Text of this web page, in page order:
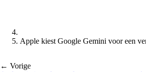
Apple kiest Google Gemini voor een
← Vorige